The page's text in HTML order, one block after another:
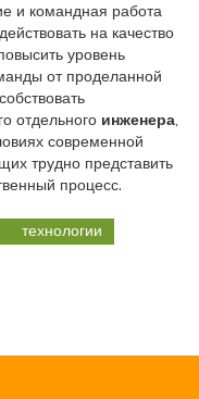
и командная работа
на качество
уровень
от проделанной
отдельного инженера,
современной
трудно представить
процесс.
технологии